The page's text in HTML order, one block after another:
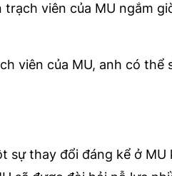
viên của MU ngắm
viên của MU, anh có thể
sự thay đổi đáng kể ở MU